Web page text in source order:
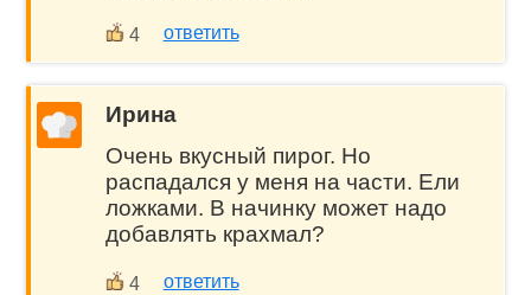
4 ответить
Ирина
Очень вкусный пирог. Но
распадался у меня на части. Ели
ложками. В начинку может надо
добавлять крахмал?
4 ответить